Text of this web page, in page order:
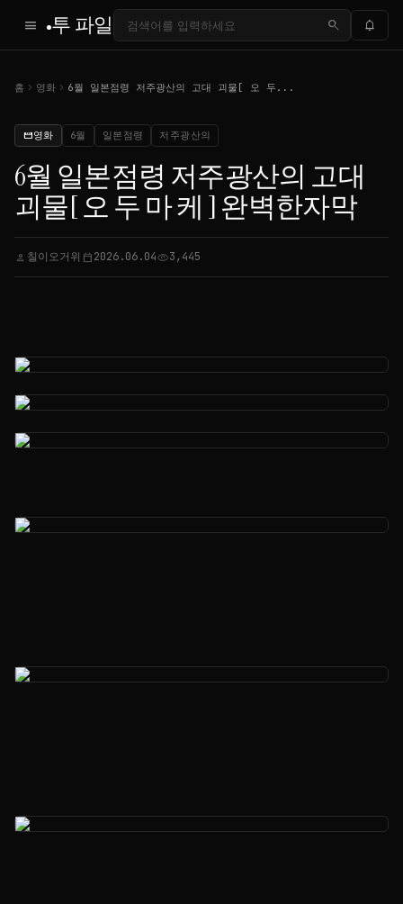
menu 투 파일 search notifications
홈 chevron_right 영화 chevron_right 6월 일본점령 저주광산의 고대 괴물[ 오 두...
movie영화 6월 일본점령 저주광산의
6월 일본점령 저주광산의 고대
괴물[ 오 두 마 케 ] 완벽한자막
person 칠이오거위 calendar_today2026.06.04visibility3,445